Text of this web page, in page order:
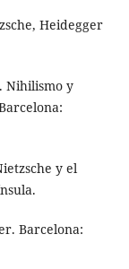
Heidegger
Nihilismo y
y el
Barcelona: